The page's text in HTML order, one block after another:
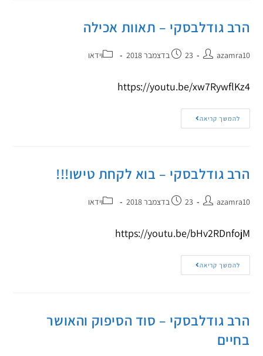
הרב גודלבסקי – תאוות אכילה
azamra10 23 בדצמבר 2018 וידאו
https://youtu.be/xw7RywflKz4
להמשך קריאה
הרב גודלבסקי – בוא לקחת טישו!!!
azamra10 23 בדצמבר 2018 וידאו
https://youtu.be/bHv2RDnfojM
להמשך קריאה
הרב גודלבסקי – סוד הסיפוק והאושר
בחיים